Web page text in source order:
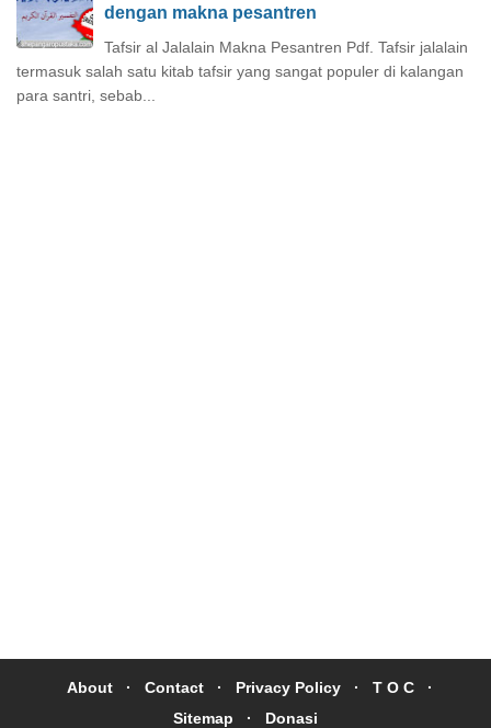
dengan makna pesantren
Tafsir al Jalalain Makna Pesantren Pdf. Tafsir jalalain
termasuk salah satu kitab tafsir yang sangat populer di kalangan
para santri, sebab...
About Contact Privacy Policy
T O C
Sitemap
Donasi